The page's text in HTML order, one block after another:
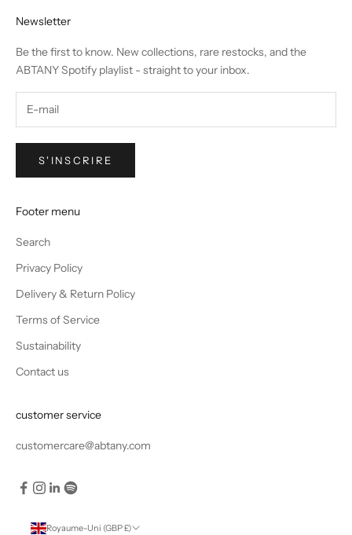
Newsletter
Be the first to know. New collections, rare restocks, and the
ABTANY Spotify playlist - straight to your inbox.
S'INSCRIRE
Footer menu
Search
Privacy Policy
Delivery & Return Policy
Terms of Service
Sustainability
Contact us
customer service
customercare@abtany.com
Royaume-Uni (GBP £)